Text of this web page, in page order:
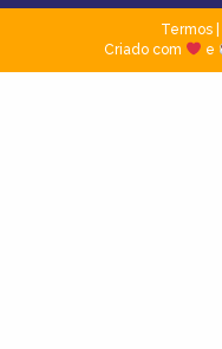
Termos|
Criado com
e